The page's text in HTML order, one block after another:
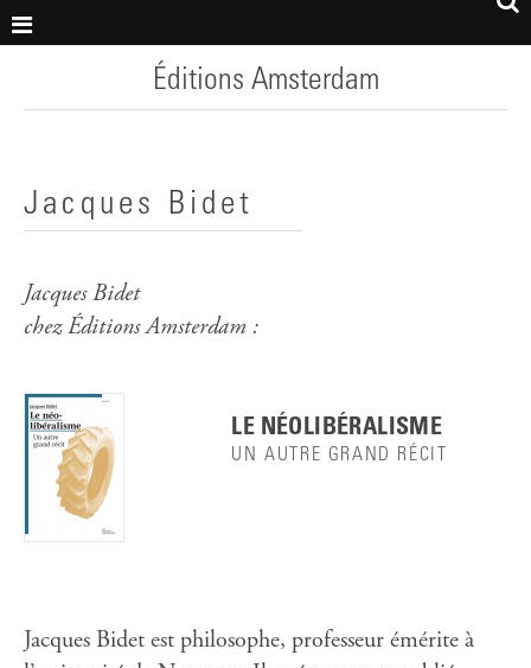
Éditions Amsterdam
Jacques Bidet
Jacques Bidet
chez Éditions Amsterdam :
LE NÉOLIBÉRALISME
UN AUTRE GRAND RÉCIT
Jacques Bidet est philosophe, professeur émérite à